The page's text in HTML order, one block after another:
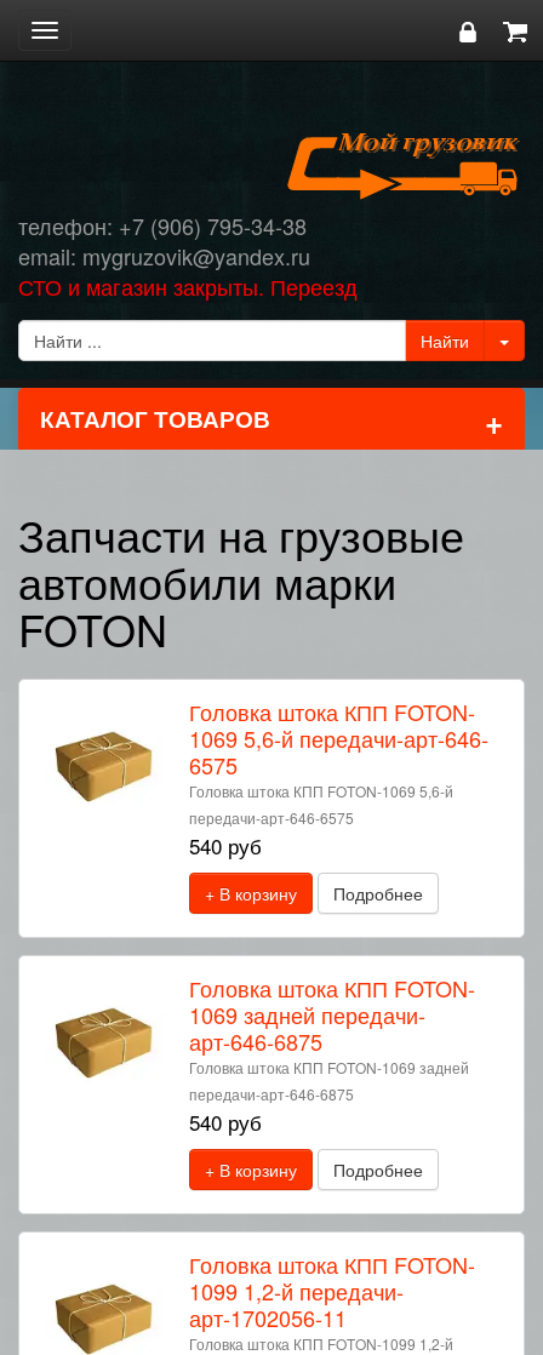
Toggle
navigation
телефон: +7 (906) 795-34-38
email: mygruzovik@yandex.ru
СТО и магазин закрыты. Переезд
КАТАЛОГ ТОВАРОВ +
Запчасти на грузовые
автомобили марки
FOTON
Головка штока КПП FOTON-
1069 5,6-й передачи-арт-646-
6575
Головка штока КПП FOTON-1069 5,6-й
передачи-арт-646-6575
540 руб
+ В корзину Подробнее
Головка штока КПП FOTON-
1069 задней передачи-
арт-646-6875
Головка штока КПП FOTON-1069 задней
передачи-арт-646-6875
540 руб
+ В корзину Подробнее
Головка штока КПП FOTON-
1099 1,2-й передачи-
арт-1702056-11
Головка штока КПП FOTON-1099 1,2-й